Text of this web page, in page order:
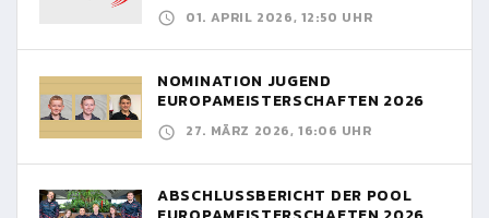
01. APRIL 2026, 12:50 UHR
NOMINATION JUGEND
EUROPAMEISTERSCHAFTEN 2026
27. MÄRZ 2026, 16:06 UHR
ABSCHLUSSBERICHT DER POOL